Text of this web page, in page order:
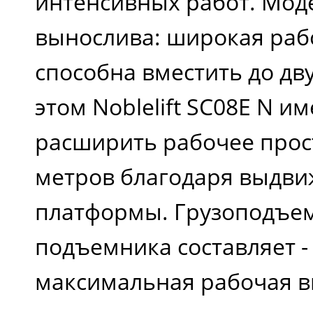
ч)
Скорость
при поднятой
(км/ч)
Уровень шума (dB)
Масса (кг)
вынослива: широкая
способна вместить до
этом Noblelift SC08E N
расширить рабочее
метров благодаря
платформы.
подъемника составляет -
максимальная рабочая